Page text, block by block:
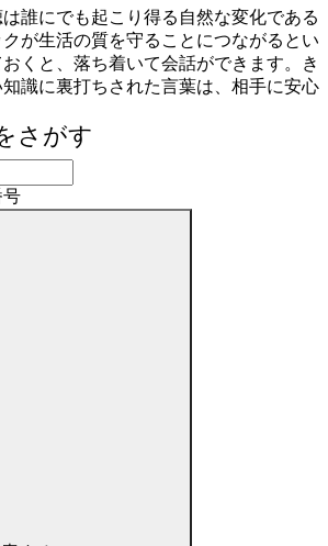
誰にでも起こり得る自然な変化である
が生活の質を守ることにつながるとい
くと、落ち着いて会話ができます。き
識に裏打ちされた言葉は、相手に安心
さがす
号